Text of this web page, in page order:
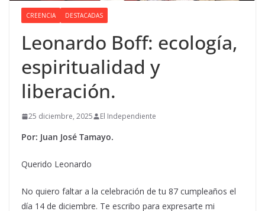
CREENCIA DESTACADAS
Leonardo Boff: ecología,
espiritualidad y
liberación.
25 diciembre, 2025 El Independiente
Por: Juan José Tamayo.
Querido Leonardo
No quiero faltar a la celebración de tu 87 cumpleaños el
día 14 de diciembre. Te escribo para expresarte mi